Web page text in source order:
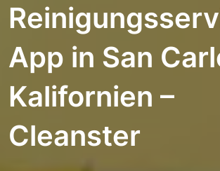
App in San
Kalifornien –
Cleanster